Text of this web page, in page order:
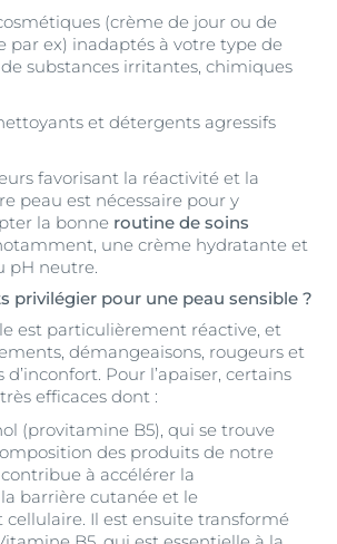
(crème de jour ou de
par ex) inadaptés à votre type de
substances irritantes, chimiques
et détergents agressifs
favorisant la réactivité et la
peau est nécessaire pour y
la bonne routine de soins
une crème hydratante et
pH neutre.
privilégier pour une peau sensible ?
est particulièrement réactive, et
démangeaisons, rougeurs et
Pour l’apaiser, certains
efficaces dont :
(provitamine B5), qui se trouve
des produits de notre
à accélérer la
barrière cutanée et le
Il est ensuite transformé